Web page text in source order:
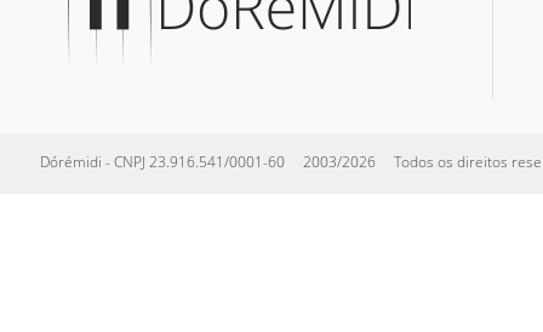
Dórémidi - CNPJ 23.916.541/0001-60 2003/2026 Todos os direitos